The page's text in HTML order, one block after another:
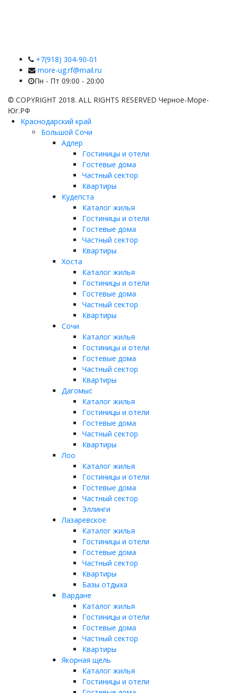
+7(918) 304-90-01
more-ug.rf@mail.ru
Пн - Пт 09:00 - 20:00
© COPYRIGHT 2018. ALL RIGHTS RESERVED Черное-Море-
Юг.РФ
Краснодарский край
Большой Сочи
Адлер
Гостиницы и отели
Гостевые дома
Частный сектор
Квартиры
Кудепста
Каталог жилья
Гостиницы и отели
Гостевые дома
Частный сектор
Квартиры
Хоста
Каталог жилья
Гостиницы и отели
Гостевые дома
Частный сектор
Квартиры
Сочи
Каталог жилья
Гостиницы и отели
Гостевые дома
Частный сектор
Квартиры
Дагомыс
Каталог жилья
Гостиницы и отели
Гостевые дома
Частный сектор
Квартиры
Лоо
Каталог жилья
Гостиницы и отели
Гостевые дома
Частный сектор
Эллинги
Лазаревское
Каталог жилья
Гостиницы и отели
Гостевые дома
Частный сектор
Квартиры
Базы отдыха
Вардане
Каталог жилья
Гостиницы и отели
Гостевые дома
Частный сектор
Квартиры
Якорная щель
Каталог жилья
Гостиницы и отели